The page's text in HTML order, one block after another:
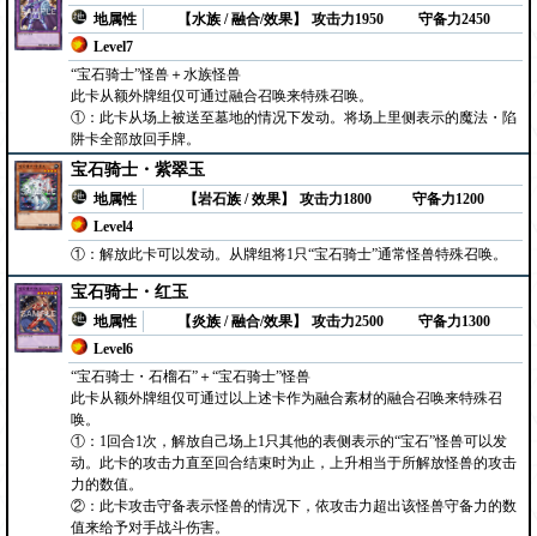
地属性
【水族 / 融合/效果】
Level7
攻击力1950 守备力2450
“宝石骑士”怪兽＋水族怪兽
此卡从额外牌组仅可通过融合召唤来特殊召唤。
①：此卡从场上被送至墓地的情况下发动。将场上里侧表示的魔法・陷
阱卡全部放回手牌。
宝石骑士・紫翠玉
地属性
【岩石族 / 效果】
Level4
攻击力1800 守备力1200
①：解放此卡可以发动。从牌组将1只“宝石骑士”通常怪兽特殊召唤。
宝石骑士・红玉
地属性
【炎族 / 融合/效果】
Level6
攻击力2500 守备力1300
“宝石骑士・石榴石”＋“宝石骑士”怪兽
此卡从额外牌组仅可通过以上述卡作为融合素材的融合召唤来特殊召
唤。
①：1回合1次，解放自己场上1只其他的表侧表示的“宝石”怪兽可以发
动。此卡的攻击力直至回合结束时为止，上升相当于所解放怪兽的攻击
力的数值。
②：此卡攻击守备表示怪兽的情况下，依攻击力超出该怪兽守备力的数
值来给予对手战斗伤害。